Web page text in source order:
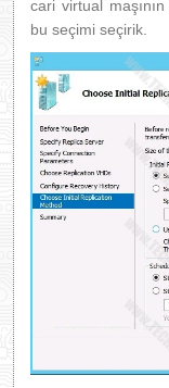
cari virtual
bu seçimi seçirik.